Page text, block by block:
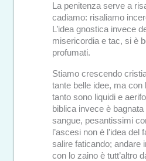
La penitenza serve a
cadiamo: risaliamo
L’idea gnostica invece
misericordia e tac, si è
profumati.
Stiamo crescendo
tante belle idee, ma con
tanto sono liquidi e
biblica invece è
sangue, pesantissimi
l’ascesi non è l’idea del
salire faticando; andare
con lo zaino è tutt’altro